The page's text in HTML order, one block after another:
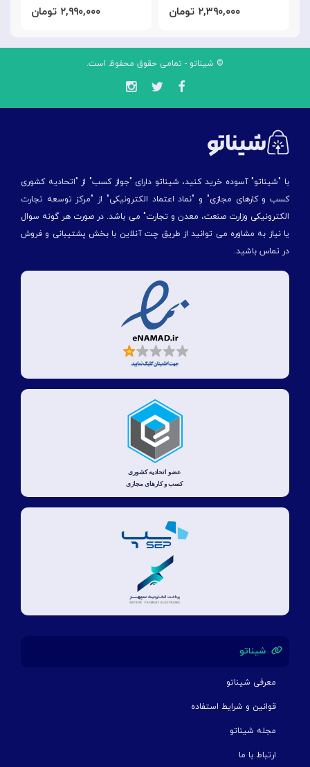
۲,۹۹۰,۰۰۰ تومان ۲,۳۹۰,۰۰۰ تومان
© شیناتو - تمامی حقوق محفوظ است.
با "شیناتو" آسوده خرید کنید، شیناتو دارای "جواز کسب" از "اتحادیه کشوری
کسب و کارهای مجازی" و "نماد اعتماد الکترونیکی" از "مركز توسعه تجارت
الكترونیكی وزارت صنعت، معدن و تجارت" می باشد. در صورت هر گونه سوال
یا نیاز به مشاوره می توانید از طریق چت آنلاین با بخش پشتیبانی و فروش
در تماس باشید.
شیناتو
معرفی شیناتو
قوانین و شرایط استفاده
مجله شیناتو
ارتباط با ما